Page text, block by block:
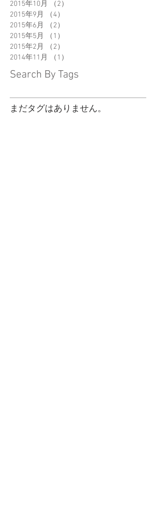
2015年10月 （2）
2015年9月
（4）
2015年6月
（2）
2015年5月
（1）
2015年2月
（2）
2014年11月
（1）
Search By Tags
まだタグはありません。